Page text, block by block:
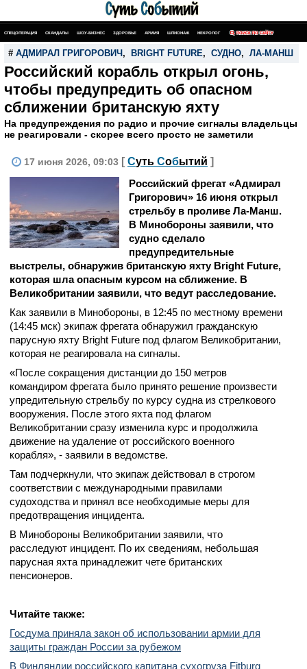
СПЕЦОПЕРАЦИЯ СКАНДАЛЫ ШОУ-БИЗНЕС ЗДОРОВЬЕ АРМИЯ ШПИОНАЖ НЕКРОЛОГ ПОИСК ПО САЙТУ
# АДМИРАЛ ГРИГОРОВИЧ , BRIGHT FUTURE, СУДНО, ЛА-МАНШ
Российский корабль открыл огонь,
чтобы предупредить об опасном
сближении британскую яхту
На предупреждения по радио и прочие сигналы владельцы
не реагировали - скорее всего просто не заметили
17 июня 2026, 09:03 [ Суть Событий ]
Российский фрегат «Адмирал
Григорович» 16 июня открыл
стрельбу в проливе Ла-Манш.
В Минобороны заявили, что
судно сделало
предупредительные
выстрелы, обнаружив британскую яхту Bright Future,
которая шла опасным курсом на сближение. В
Великобритании заявили, что ведут расследование.
Как заявили в Минобороны, в 12:45 по местному времени
(14:45 мск) экипаж фрегата обнаружил гражданскую
парусную яхту Bright Future под флагом Великобритании,
которая не реагировала на сигналы.
«После сокращения дистанции до 150 метров
командиром фрегата было принято решение произвести
упредительную стрельбу по курсу судна из стрелкового
вооружения. После этого яхта под флагом
Великобритании сразу изменила курс и продолжила
движение на удаление от российского военного
корабля», - заявили в ведомстве.
Там подчеркнули, что экипаж действовал в строгом
соответствии с международными правилами
судоходства и принял все необходимые меры для
предотвращения инцидента.
В Минобороны Великобритании заявили, что
расследуют инцидент. По их сведениям, небольшая
парусная яхта принадлежит чете британских
пенсионеров.
Читайте также:
Госдума приняла закон об использовании армии для
защиты граждан России за рубежом
В Финляндии российского капитана сухогруза Fitburg